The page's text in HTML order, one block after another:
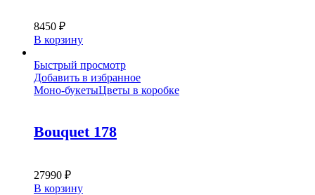
8450 ₽
В корзину
Быстрый просмотр
Добавить в избранное
Моно-букетыЦветы в коробке
Bouquet 178
27990 ₽
В корзину